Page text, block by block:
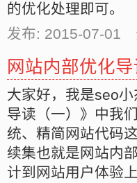
的优化处理即可。
发布: 2015-07-01
网站内部优化导
大家好，我是seo
导读（一）》中我
统、精简网站代码
续集也就是网站内
计到网站用户体验